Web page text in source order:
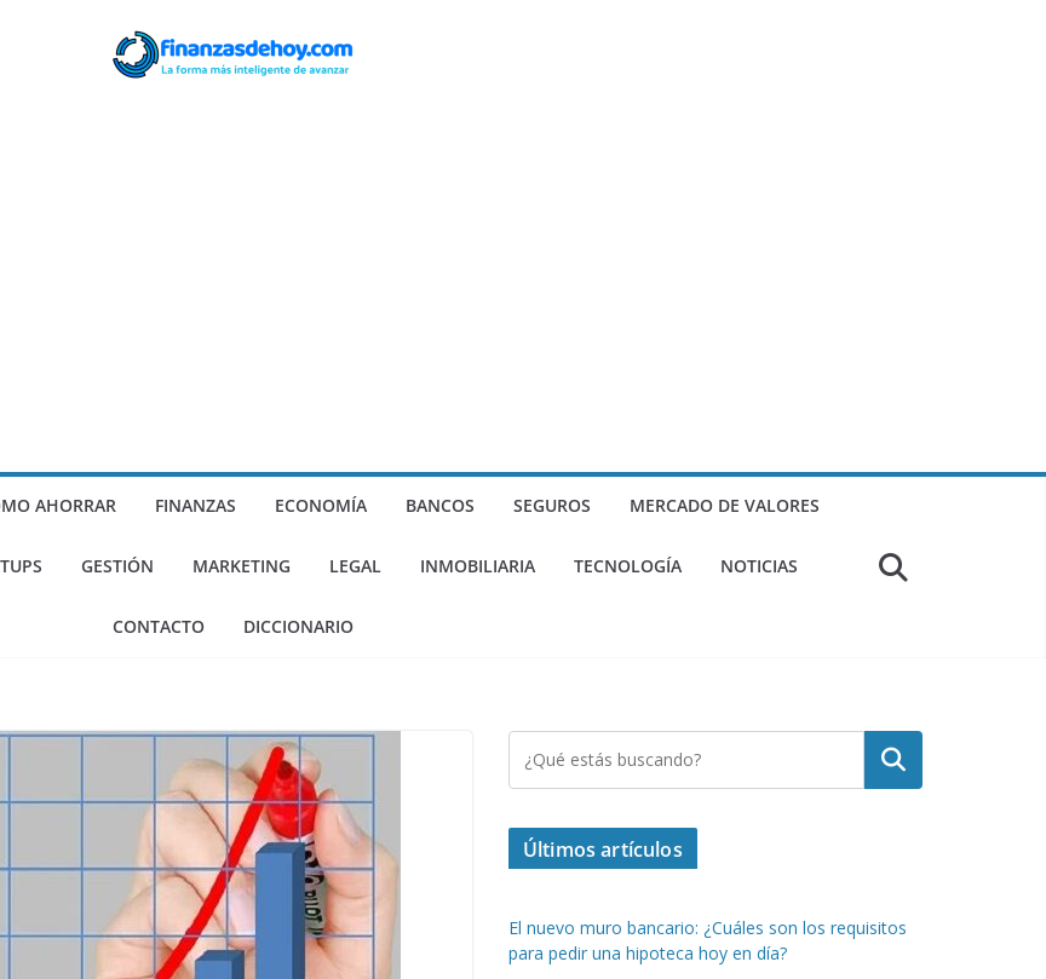
AHORRAR FINANZAS ECONOMÍA BANCOS SEGUROS MERCADO DE VALORES
GESTIÓN MARKETING LEGAL INMOBILIARIA TECNOLOGÍA NOTICIAS
CONTACTO DICCIONARIO
Buscar
Últimos artículos
El nuevo muro bancario: ¿Cuáles son los requisitos
para pedir una hipoteca hoy en día?